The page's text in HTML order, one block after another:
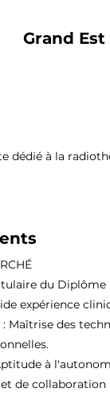
Grand
dédié à la
du Diplôme
expérience
Maîtrise des
à
de